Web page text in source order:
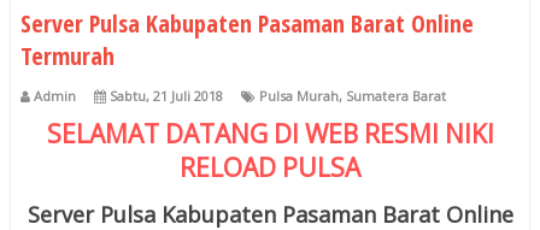
Server Pulsa Kabupaten Pasaman Barat Online
Termurah
Admin Sabtu, 21 Juli 2018 Pulsa Murah, Sumatera Barat
SELAMAT DATANG DI WEB RESMI NIKI
RELOAD PULSA
Server Pulsa Kabupaten Pasaman Barat Online